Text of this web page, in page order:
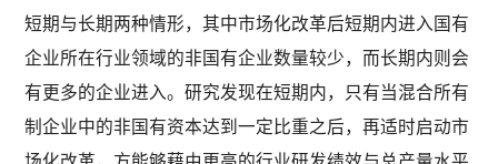
短期与长期两种情形，其中市场化改革后短期内进入国有
企业所在行业领域的非国有企业数量较少，而长期内则会
有更多的企业进入。研究发现在短期内，只有当混合所有
制企业中的非国有资本达到一定比重之后，再适时启动市